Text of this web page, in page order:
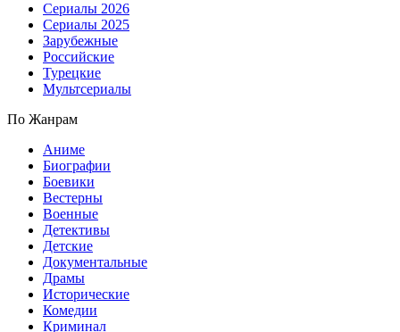
Сериалы 2026
Сериалы 2025
Зарубежные
Российские
Турецкие
Мультсериалы
По Жанрам
Аниме
Биографии
Боевики
Вестерны
Военные
Детективы
Детские
Документальные
Драмы
Исторические
Комедии
Криминал